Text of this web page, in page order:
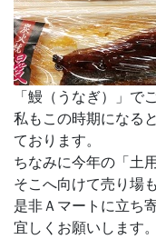
「鰻（うなぎ）」で
私もこの時期になる
ております。
ちなみに今年の「土
そこへ向けて売り場
是非Ａマートに立ち
宜しくお願いします。